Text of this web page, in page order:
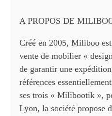
A PROPOS DE
Créé en 2005, Miliboo
vente de mobilier «
de garantir une
références
ses trois « Milibootik »,
Lyon, la société propose